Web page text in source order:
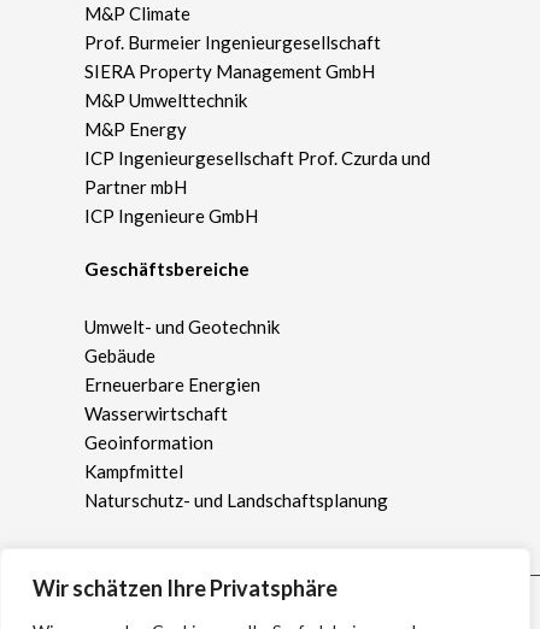
Wir schätzen Ihre Privatsphäre
Geschäftsbereiche
Umwelt- und Geotechnik
Gebäude
Erneuerbare Energien
Wasserwirtschaft
Geoinformation
Kampfmittel
Naturschutz- und Landschaftsplanung
M&P Climate
Prof. Burmeier Ingenieurgesellschaft
SIERA Property Management GmbH
M&P Umwelttechnik
M&P Energy
ICP Ingenieurgesellschaft Prof. Czurda und
Partner mbH
ICP Ingenieure GmbH